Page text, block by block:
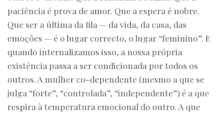
paciência é prova de amor. Que a espera é nobre.
Que ser a última da fila — da vida, da casa, das
emoções — é o lugar correcto, o lugar “feminino”. E
quando internalizamos isso, a nossa própria
existência passa a ser condicionada por todos os
outros. A mulher co-dependente (mesmo a que se
julga “forte”, “controlada”, “independente”) é a que
respira à temperatura emocional do outro. A que